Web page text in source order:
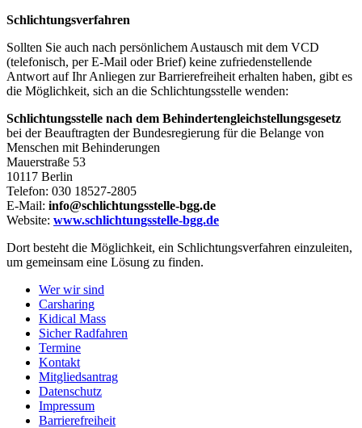
Schlichtungsverfahren
Sollten Sie auch nach persönlichem Austausch mit dem VCD
(telefonisch, per E-Mail oder Brief) keine zufriedenstellende
Antwort auf Ihr Anliegen zur Barrierefreiheit erhalten haben, gibt es
die Möglichkeit, sich an die Schlichtungsstelle wenden:
Schlichtungsstelle nach dem Behindertengleichstellungsgesetz
bei der Beauftragten der Bundesregierung für die Belange von
Menschen mit Behinderungen
Mauerstraße 53
10117 Berlin
Telefon: 030 18527-2805
E-Mail: info@schlichtungsstelle-bgg.de
Website: www.schlichtungsstelle-bgg.de
Dort besteht die Möglichkeit, ein Schlichtungsverfahren einzuleiten,
um gemeinsam eine Lösung zu finden.
Wer wir sind
Carsharing
Kidical Mass
Sicher Radfahren
Termine
Kontakt
Mitgliedsantrag
Datenschutz
Impressum
Barrierefreiheit